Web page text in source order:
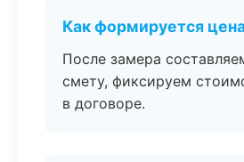
Как формируется
После замера
смету, фиксируем
в договоре.